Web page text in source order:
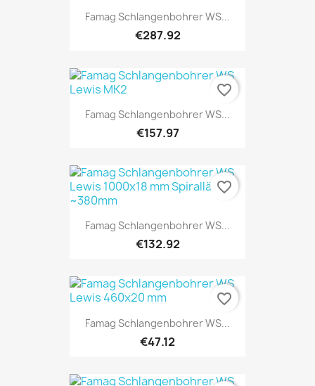
Famag Schlangenbohrer WS...
€287.92
Famag Schlangenbohrer WS...
€157.97
favorite_border
Famag Schlangenbohrer WS...
€132.92
favorite_border
Famag Schlangenbohrer WS...
€47.12
favorite_border